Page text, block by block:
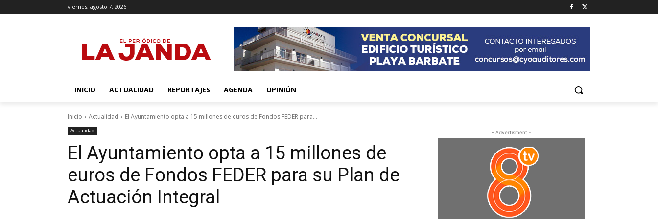
viernes, agosto 7, 2026
INICIO ACTUALIDAD REPORTAJES AGENDA OPINIÓN
Inicio Actualidad El Ayuntamiento opta a 15 millones de euros de Fondos FEDER para...
Actualidad
El Ayuntamiento opta a 15 millones de
euros de Fondos FEDER para su Plan de
Actuación Integral
- Advertisment -